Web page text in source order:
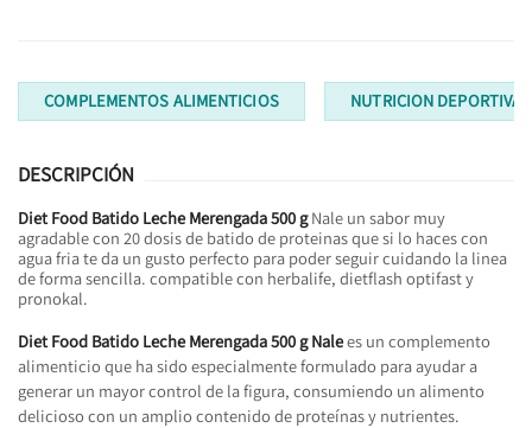
COMPLEMENTOS ALIMENTICIOS NUTRICION DEPORTIVA
DESCRIPCIÓN
Diet Food Batido Leche Merengada 500 gNale un sabor muy
agradable con 20 dosis de batido de proteinas que si lo haces con
agua fria te da un gusto perfecto para poder seguir cuidando la linea
de forma sencilla. compatible con herbalife, dietflash optifast y
pronokal.
Diet Food Batido Leche Merengada 500 g Nalees un complemento
alimenticio que ha sido especialmente formulado para ayudar a
generar un mayor control de la figura, consumiendo un alimento
delicioso con un amplio contenido de proteínas y nutrientes.